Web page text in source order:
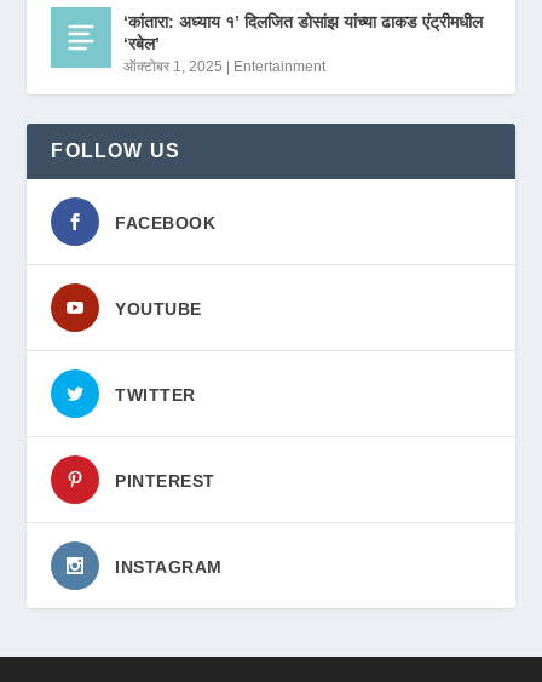
‘कांतारा: अध्याय १’ दिलजित डोसांझ यांच्या ढाकड एंट्रीमधील
‘रबेल’
ऑक्टोबर 1, 2025 Entertainment
FOLLOW US
FACEBOOK
YOUTUBE
TWITTER
PINTEREST
INSTAGRAM